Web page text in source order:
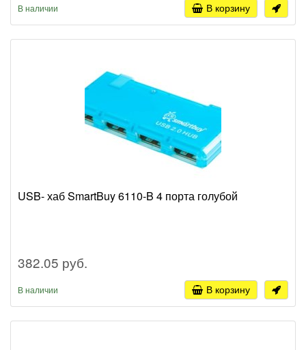
В наличии В корзину
USB- хаб SmartBuy 6110-B 4 порта голубой
382.05 руб.
В наличии В корзину